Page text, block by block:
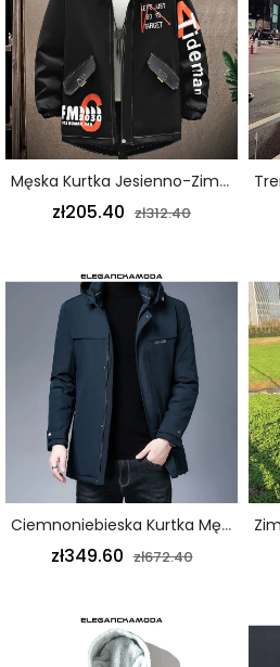
Męska Kurtka Jesienno-Zimowa Z Nadrukiem W Kolorze Czarnym
zł205.40 zł312.40
Ciemnoniebieska Kurtka Męska Z Kapturem Na Jesień I Zimę
zł349.60 zł672.40